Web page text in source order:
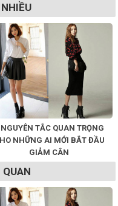
TẮC QUAN TRỌNG
NHỮNG AI MỚI BẮT ĐẦU
GIẢM CÂN